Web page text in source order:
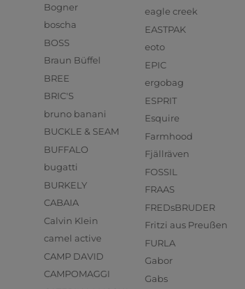
Bogner
boscha
BOSS
Braun Büffel
BREE
BRIC'S
bruno banani
BUCKLE & SEAM
BUFFALO
bugatti
BURKELY
CABAIA
Calvin Klein
camel active
CAMP DAVID
CAMPOMAGGI
eagle creek
EASTPAK
eoto
EPIC
ergobag
ESPRIT
Esquire
Farmhood
Fjällräven
FOSSIL
FRAAS
FREDsBRUDER
Fritzi aus Preußen
FURLA
Gabor
Gabs